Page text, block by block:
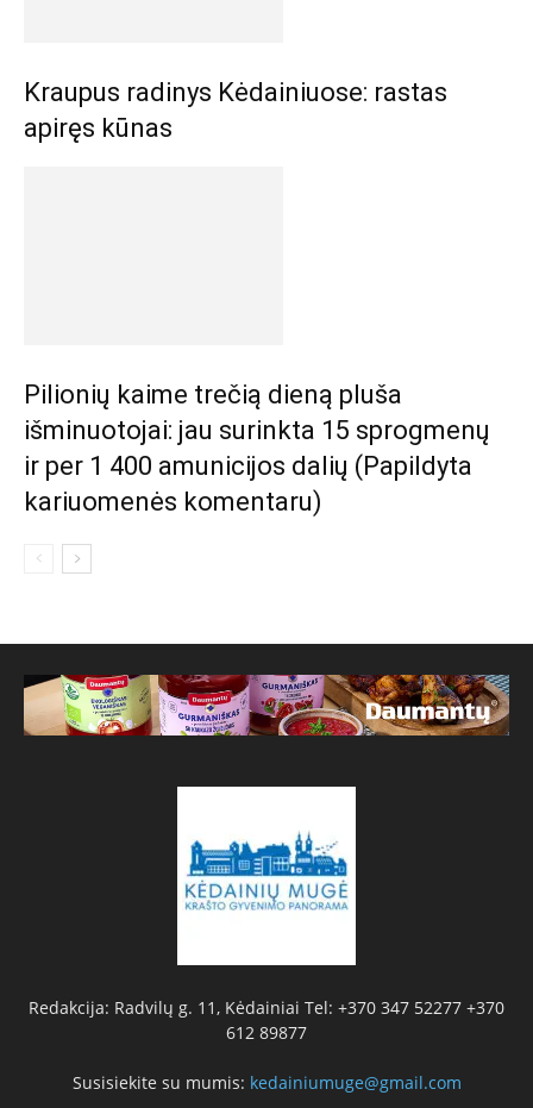
Kraupus radinys Kėdainiuose: rastas
apiręs kūnas
Pilionių kaime trečią dieną pluša
išminuotojai: jau surinkta 15 sprogmenų
ir per 1 400 amunicijos dalių (Papildyta
kariuomenės komentaru)
Redakcija: Radvilų g. 11, Kėdainiai Tel: +370 347 52277 +370
612 89877
Susisiekite su mumis: kedainiumuge@gmail.com